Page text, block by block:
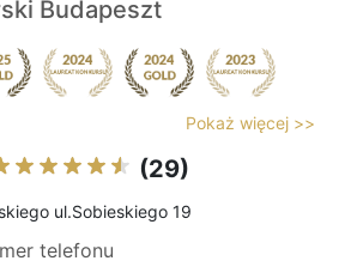
Budapeszt
Pokaż więcej >>
(29)
ul.Sobieskiego 19
telefonu